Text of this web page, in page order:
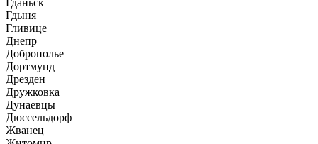
Гданьск
Гдыня
Гливице
Днепр
Доброполье
Дортмунд
Дрезден
Дружковка
Дунаевцы
Дюссельдорф
Жванец